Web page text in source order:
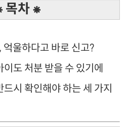
목차 ⁕
억울하다고 바로 신고?
도 처분 받을 수 있기에
시 확인해야 하는 세 가지